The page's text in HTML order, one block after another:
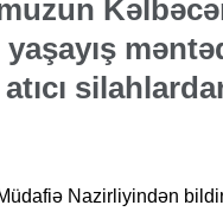
Nazirliyindən